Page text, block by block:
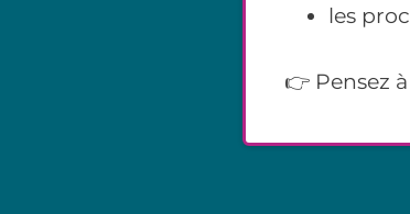
les
👉 Pensez